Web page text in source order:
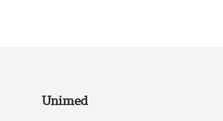
Unimed